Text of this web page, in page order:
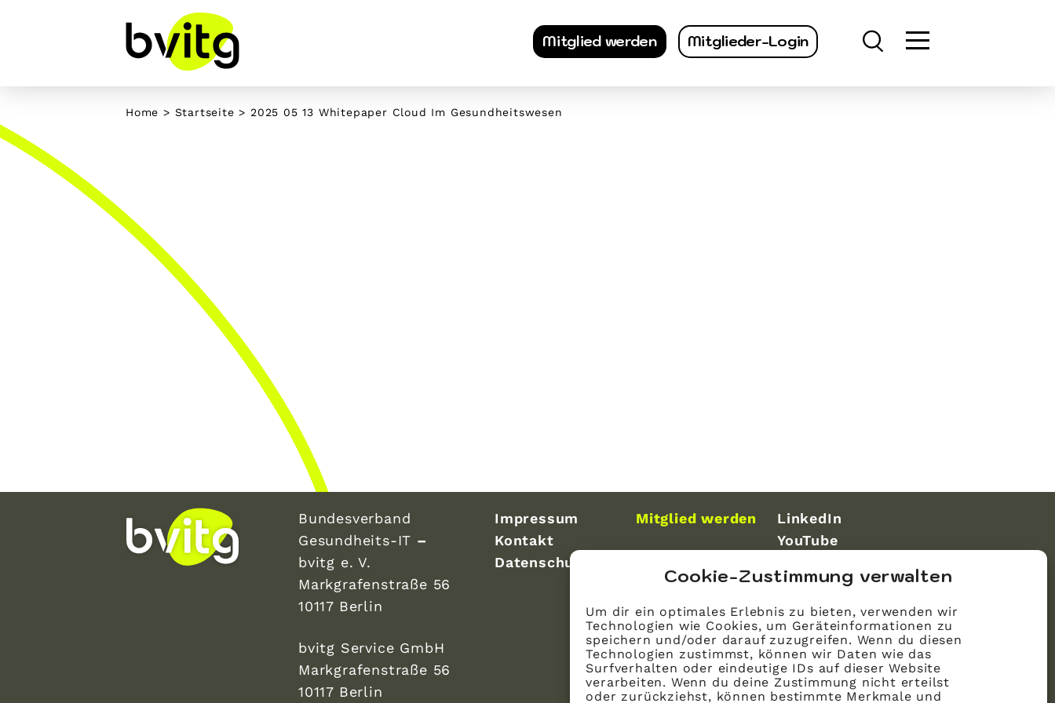
Cookie-Zustimmung verwalten
Um dir ein optimales Erlebnis zu bieten, verwenden wir
Technologien wie Cookies, um Geräteinformationen zu
speichern und/oder darauf zuzugreifen. Wenn du diesen
Technologien zustimmst, können wir Daten wie das
Surfverhalten oder eindeutige IDs auf dieser Website
verarbeiten. Wenn du deine Zustimmung nicht erteilst
oder zurückziehst, können bestimmte Merkmale und
Mitglied werden Mitglieder-Login
Home > Startseite >2025 05 13 Whitepaper Cloud Im Gesundheitswesen
Bundesverband
Gesundheits-IT –
bvitg e. V.
Markgrafenstraße 56
10117 Berlin
bvitg Service GmbH
Markgrafenstraße 56
10117 Berlin
Impressum
Kontakt
Datenschutz
Mitglied werden
LinkedIn
YouTube